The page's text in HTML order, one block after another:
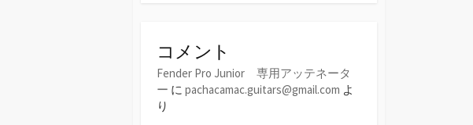
コメント
Fender Pro Junior 専用アッテネータ
ー に pachacamac.guitars@gmail.com よ
り